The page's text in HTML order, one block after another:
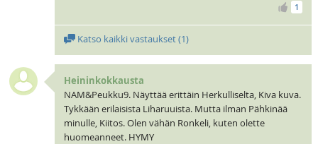
1
Katso kaikki vastaukset (1)
Heininkokkausta
NAM&Peukku9. Näyttää erittäin Herkulliselta, Kiva kuva.
Tykkään erilaisista Liharuuista. Mutta ilman Pähkinää
minulle, Kiitos. Olen vähän Ronkeli, kuten olette
huomeanneet. HYMY